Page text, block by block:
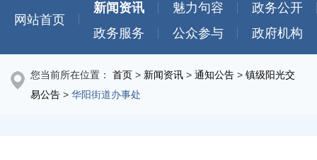
网站首页
新闻资讯 魅力句容
政务公开
政务服务
公众参与 政府机构
您当前所在位置： 首页 > 新闻资讯 > 通知公告 > 镇级阳光交
易公告 > 华阳街道办事处